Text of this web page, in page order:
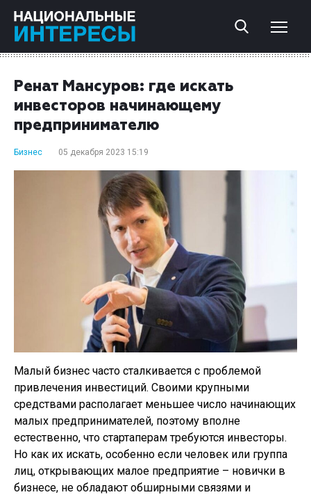
Ренат Мансуров: где искать
инвесторов начинающему
предпринимателю
Бизнес 05 декабря 2023 15:19
Малый бизнес часто сталкивается с проблемой
привлечения инвестиций. Своими крупными
средствами располагает меньшее число начинающих
малых предпринимателей, поэтому вполне
естественно, что стартаперам требуются инвесторы.
Но как их искать, особенно если человек или группа
лиц, открывающих малое предприятие – новички в
бизнесе, не обладают обширными связями и